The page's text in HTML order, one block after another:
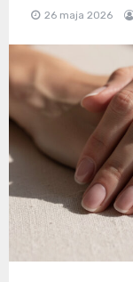
26 maja 2026